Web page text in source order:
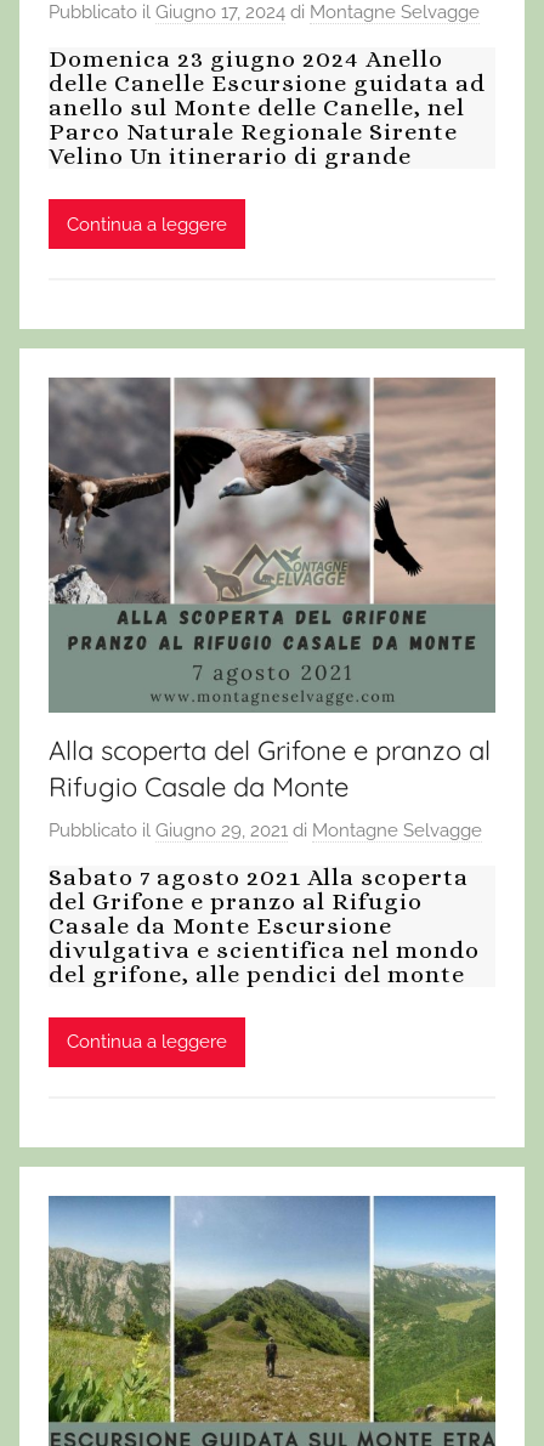
Pubblicato il Giugno 17, 2024 di Montagne Selvagge
Domenica 23 giugno 2024 Anello
delle Canelle Escursione guidata ad
anello sul Monte delle Canelle, nel
Parco Naturale Regionale Sirente
Velino Un itinerario di grande
Continua a leggere
Alla scoperta del Grifone e pranzo al
Rifugio Casale da Monte
Pubblicato il Giugno 29, 2021 di Montagne Selvagge
Sabato 7 agosto 2021 Alla scoperta
del Grifone e pranzo al Rifugio
Casale da Monte Escursione
divulgativa e scientifica nel mondo
del grifone, alle pendici del monte
Continua a leggere